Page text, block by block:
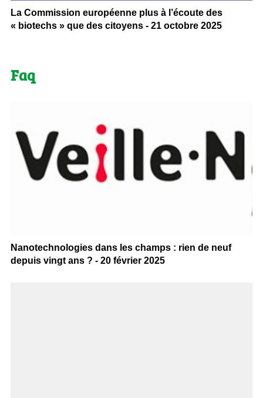
La Commission européenne plus à l’écoute des
« biotechs » que des citoyens - 21 octobre 2025
Faq
Nanotechnologies dans les champs : rien de neuf
depuis vingt ans ? - 20 février 2025